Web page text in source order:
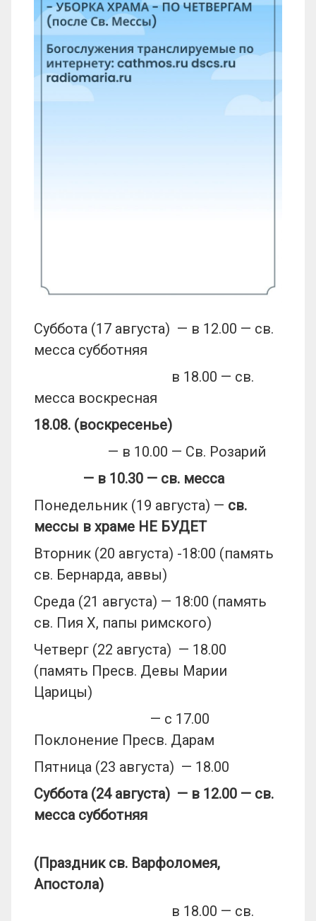
Суббота (17 августа) — в 12.00 — св.
месса субботняя
в 18.00 — св.
месса воскресная
18.08. (воскресенье)
— в 10.00 — Св. Розарий
— в 10.30 — св. месса
Понедельник (19 августа) — св.
мессы в храме НЕ БУДЕТ
Вторник (20 августа) -18:00 (память
св. Бернарда, аввы)
Среда (21 августа) — 18:00 (память
св. Пия Х, папы римского)
Четверг (22 августа) — 18.00
(память Пресв. Девы Марии
Царицы)
— с 17.00
Поклонение Пресв. Дарам
Пятница (23 августа) — 18.00
Суббота (24 августа) — в 12.00 — св.
месса субботняя
(Праздник св. Варфоломея,
Апостола)
в 18.00 — св.